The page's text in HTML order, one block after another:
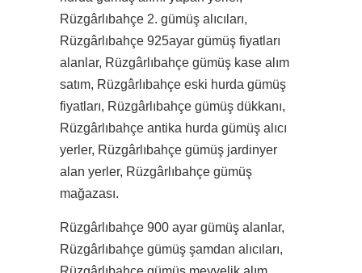
Rüzgârlıbahçe 2. gümüş alıcıları,
Rüzgârlıbahçe 925ayar gümüş fiyatları
alanlar, Rüzgârlıbahçe gümüş kase alım
satım, Rüzgârlıbahçe eski hurda gümüş
fiyatları, Rüzgârlıbahçe gümüş dükkanı,
Rüzgârlıbahçe antika hurda gümüş alıcı
yerler, Rüzgârlıbahçe gümüş jardinyer
alan yerler, Rüzgârlıbahçe gümüş
mağazası.
Rüzgârlıbahçe 900 ayar gümüş alanlar,
Rüzgârlıbahçe gümüş şamdan alıcıları,